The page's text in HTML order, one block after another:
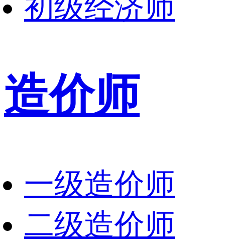
初级经济师
造价师
一级造价师
二级造价师